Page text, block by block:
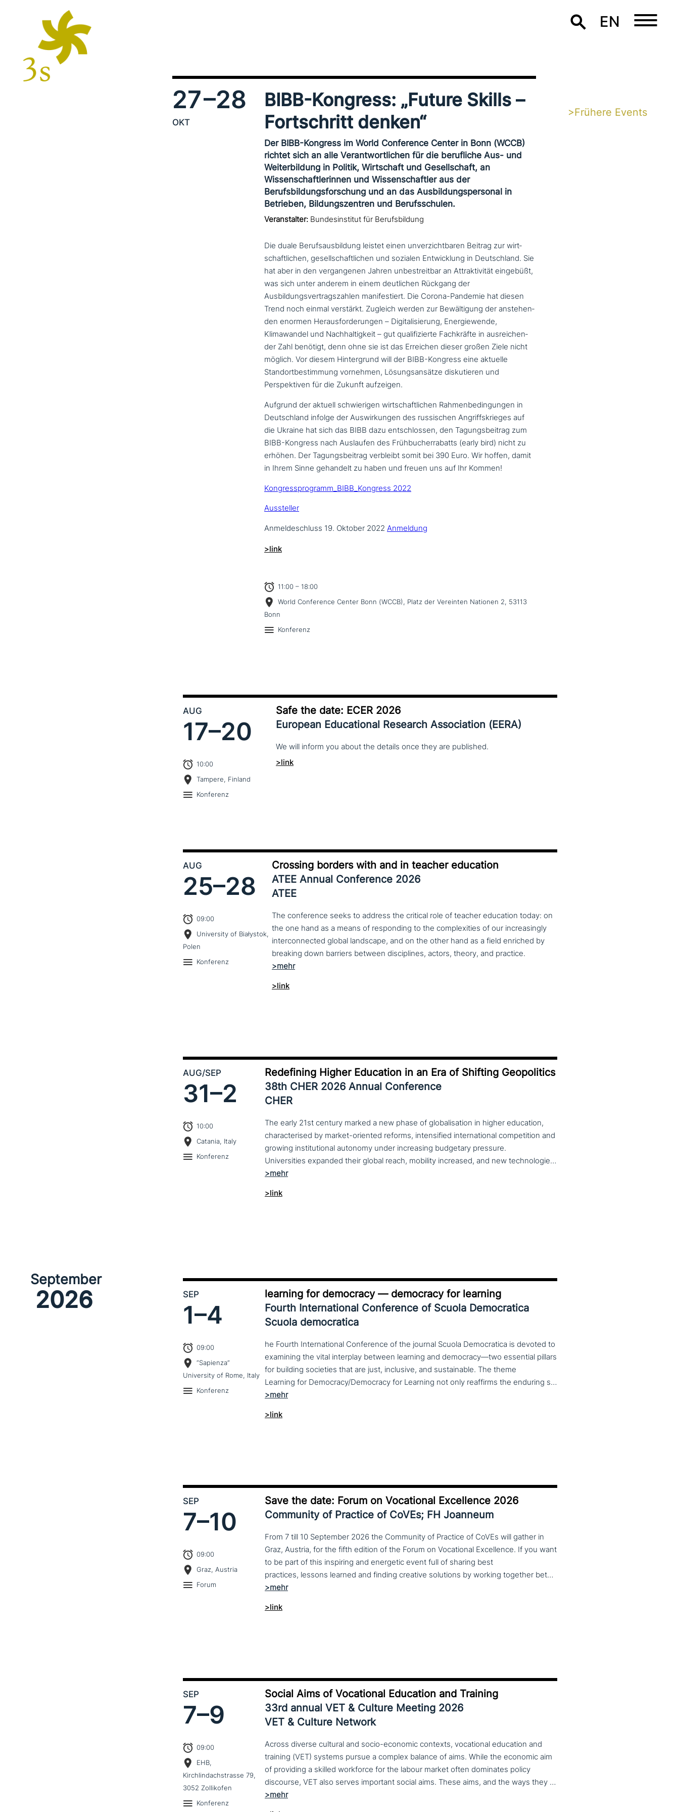
EN
27–28
OKT
BIBB-Kongress: „Future Skills –
Fortschritt denken“
Der BIBB-Kongress im World Conference Center in Bonn (WCCB)
richtet sich an alle Verantwortlichen für die berufliche Aus- und
Weiterbildung in Politik, Wirtschaft und Gesellschaft, an
Wissenschaftlerinnen und Wissenschaftler aus der
Berufsbildungsforschung und an das Ausbildungspersonal in
Betrieben, Bildungszentren und Berufsschulen.
Veranstalter: Bundesinstitut für Berufsbildung
Die duale Berufsausbildung leistet einen unver­zicht­ba­ren Beitrag zur wirt­
schaft­li­chen, gesell­schaft­li­chen und sozialen Entwicklung in Deutschland. Sie
hat aber in den ver­gan­ge­nen Jahren unbe­streit­bar an Attraktivität eingebüßt,
was sich unter anderem in einem deut­li­chen Rückgang der
Ausbildungsvertragszahlen mani­fe­stiert. Die Corona-Pandemie hat diesen
Trend noch einmal verstärkt. Zugleich werden zur Bewältigung der anste­hen­
den enormen Herausforderungen – Digitalisierung, Energiewende,
Klimawandel und Nachhaltigkeit – gut qua­li­fi­zier­te Fachkräfte in aus­rei­chen­
der Zahl benötigt, denn ohne sie ist das Erreichen dieser großen Ziele nicht
möglich. Vor diesem Hintergrund will der BIBB-Kongress eine aktuelle
Standortbestimmung vornehmen, Lösungsansätze dis­ku­tie­ren und
Perspektiven für die Zukunft aufzeigen.
Aufgrund der aktuell schwie­ri­gen wirt­schaft­li­chen Rahmenbedingungen in
Deutschland infolge der Auswirkungen des rus­si­schen Angriffskrieges auf
die Ukraine hat sich das BIBB dazu ent­schlos­sen, den Tagungsbeitrag zum
BIBB-Kongress nach Auslaufen des Frühbucherrabatts (early bird) nicht zu
erhöhen. Der Tagungsbeitrag verbleibt somit bei 390 Euro. Wir hoffen, damit
in Ihrem Sinne gehandelt zu haben und freuen uns auf Ihr Kommen!
Kongressprogramm_BIBB_Kongress 2022
Aussteller
Anmeldeschluss 19. Oktober 2022 Anmeldung
>link
11:00 – 18:00
World Conference Center Bonn (WCCB), Platz der Vereinten Nationen 2, 53113
Bonn
Konferenz
>Frühere Events
AUG
17–20
10:00
Tampere, Finland
Konferenz
Safe the date: ECER 2026
European Educational Research Association (EERA)
We will inform you about the details once they are published.
>link
AUG
25–28
09:00
University of Białystok,
Polen
Konferenz
Crossing borders with and in teacher education
ATEE Annual Conference 2026
ATEE
The conference seeks to address the critical role of teacher education today: on
the one hand as a means of responding to the complexities of our increasingly
interconnected global landscape, and on the other hand as a field enriched by
breaking down barriers between disciplines, actors, theory, and practice.
>link
AUG/SEP
31–2
10:00
Catania, Italy
Konferenz
Redefining Higher Education in an Era of Shifting Geopolitics
38th CHER 2026 Annual Conference
CHER
The early 21st century marked a new phase of globalisation in higher education,
characterised by market-oriented reforms, intensified international competition and
growing institutional autonomy under increasing budgetary pressure.
Universities expanded their global reach, mobility increased, and new technologies—including artificial intelligence—reshaped teaching, research and governance. At the same time, global rankings and notions of “excellence” reinforced competitive dynamics within and across national systems. Today, this globalised model is under strain. Shifting geopolitics, the reassertion of national interests, and debates over academic freedom, values and societal roles are redefining the position of universities. Tensions between international collaboration and re-nationalisation, alongside controversies around diversity, inclusion, political engagement and public accountability, place higher education institutions at the centre of wider economic, social and cultural fault lines. The theme of the 2026 CHER conference invites reflection on the changing role of universities in this context. Are higher education institutions drivers of economic, cultural and political change, or are they increasingly constrained to implementing external agendas? The conference welcomes theoretical and empirical contributions examining universities’ agency across education, research, innovation, governance and internationalisation, from multidisciplinary perspectives. Submission of proposals is open until 28 February 2026
>link
September
2026 SEP
1–4
09:00
“Sapienza”
University of Rome, Italy
Konferenz
learning for democracy — democracy for learning
Fourth International Conference of Scuola Democratica
Scuola democratica
he Fourth International Conference of the journal Scuola Democratica is devoted to
examining the vital interplay between learning and democracy—two essential pillars
for building societies that are just, inclusive, and sustainable. The theme
Learning for Democracy/Democracy for Learning not only reaffirms the enduring significance of democratic values but also calls for their critical rethinking and their concrete realization in everyday educational and social practices. In a global landscape marked by democratic backsliding, widening inequalities, and accelerated digital transformation, it has become imperative to reconsider how education and democracy can be reconnected to cultivate conscious, critical, and actively engaged citizens. The Conference brings together Italian and international scholars and researchers in a broad, multidisciplinary conversation aimed at reimagining education and training as instruments of emancipation and as living practices of democratic citizenship—rooted in the present, yet responsibly oriented toward the future.
>link
SEP
7–10
09:00
Graz, Austria
Forum
Save the date: Forum on Vocational Excellence 2026
Community of Practice of CoVEs; FH Joanneum
From 7 till 10 September 2026 the Community of Practice of CoVEs will gather in
Graz, Austria, for the fifth edition of the Forum on Vocational Excellence. If you want
to be part of this inspiring and energetic event full of sharing best
practices, lessons learned and finding creative solutions by working together between VET providers, companies and governments, make sure to put these dates in your calendar. More information about this event will follow in early 2026. Keep an eye on the CoP CoVEs linkedin page and their website (below) for further announcements.
>link
SEP
7–9
09:00
EHB,
Kirchlindachstrasse 79,
3052 Zollikofen
Konferenz
Social Aims of Vocational Education and Training
33rd annual VET & Culture Meeting 2026
VET & Culture Network
Across diverse cultural and socio-economic contexts, vocational education and
training (VET) systems pursue a complex balance of aims. While the economic aim
of providing a skilled workforce for the labour market often dominates policy
discourse, VET also serves important social aims. These aims, and the ways they are prioritized, are shaped by different political cultures, conflicting values and specific conceptions about education, work, and citizenship. The 33rd VET & Culture meeting will provide an opportunity to examine from a comparative perspective, how social aims are understood and implemented in VET across different political and cultural contexts. Call for papers open until 15 February 2026